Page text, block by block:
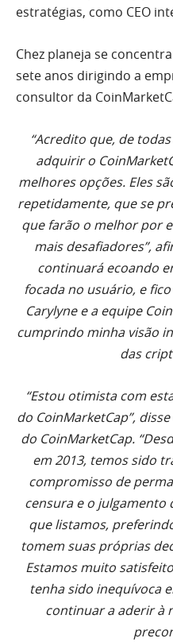
estratégias, como CEO
Chez planeja se
sete anos dirigindo a
consultor da
“Acredito que, de
adquirir o
melhores opções. Eles
repetidamente, que se
que farão o melhor por
mais desafiadores”,
continuará ecoando
focada no usuário, e
Carylyne e a equipe
cumprindo minha visão
das
“Estou otimista com
do CoinMarketCap”,
do CoinMarketCap.
em 2013, temos sido
compromisso de
censura e o julgamento
que listamos,
tomem suas próprias
Estamos muito
tenha sido inequívoca
continuar a aderir à